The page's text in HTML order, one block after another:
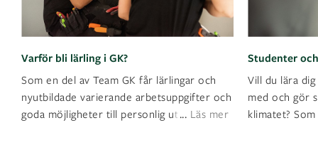
Varför bli lärling i GK?
Som en del av Team GK får lärlingar och
nyutbildade varierande arbetsuppgifter och
goda möjligheter till personlig utveckling.
... Läs mer
Studenter
Vill du lära
med och gör
klimatet?